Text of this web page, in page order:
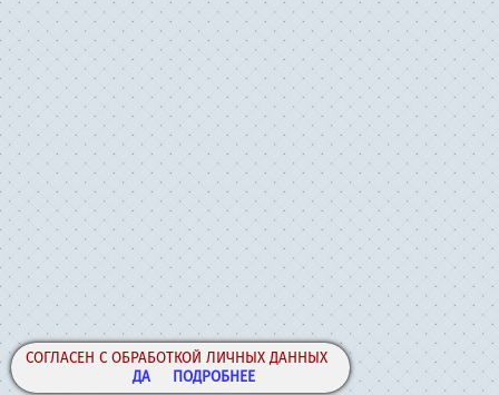
СОГЛАСЕН С ОБРАБОТКОЙ ЛИЧНЫХ ДАННЫХ
ДА
ПОДРОБНЕЕ